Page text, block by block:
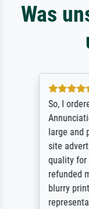
Was
So, I
large and
site
quality for
refunded
blurry